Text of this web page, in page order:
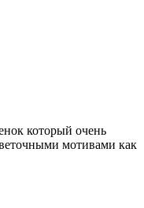
который очень
мотивами как